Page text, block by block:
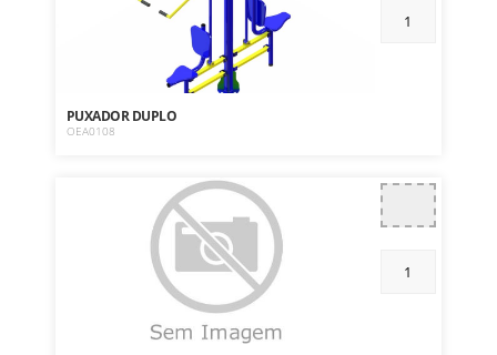
PUXADOR DUPLO
OEA0108